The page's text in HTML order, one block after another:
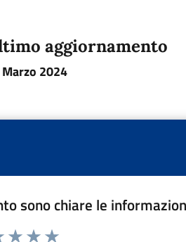
aggiornamento
2024
sono chiare le
1 a 5 stelle la pagina